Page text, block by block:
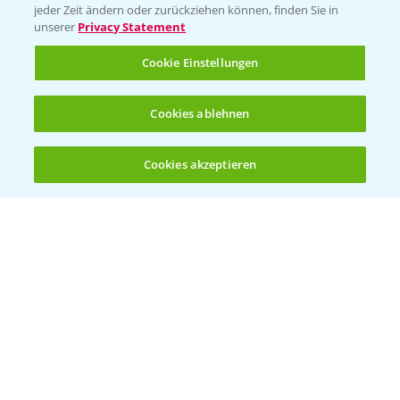
(noch 4)
KONTAKT
Hilfe in Notfällen
+49 (0)214/30-20220
jeder Zeit ändern oder zurückziehen können, finden Sie in
unserer Privacy Statement
Cookie Einstellungen
Cookies ablehnen
Cookies akzeptieren